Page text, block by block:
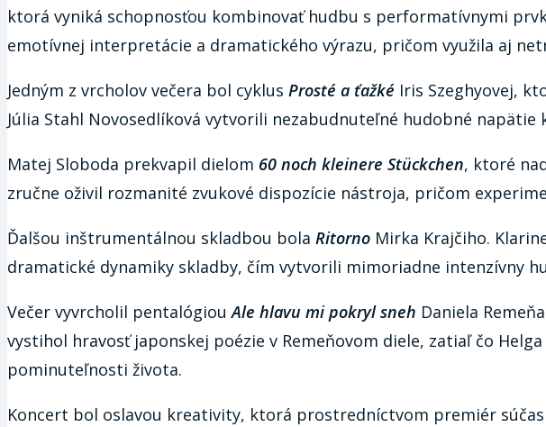
ktorá vyniká schopnosťou kombinovať hudbu s performatívnymi
emotívnej interpretácie a dramatického výrazu, pričom využila aj
Jedným z vrcholov večera bol cyklus Prosté a ťažké Iris Szeghyovej,
Júlia Stahl Novosedlíková vytvorili nezabudnuteľné hudobné
Matej Sloboda prekvapil dielom 60 noch kleinere Stückchen, ktoré
zručne oživil rozmanité zvukové dispozície nástroja, pričom
Ďalšou inštrumentálnou skladbou bola Ritorno Mirka Krajčiho.
dramatické dynamiky skladby, čím vytvorili mimoriadne intenzívny
Večer vyvrcholil pentalógiouAle hlavu mi pokryl sneh Daniela
vystihol hravosť japonskej poézie v Remeňovom diele, zatiaľ čo
pominuteľnosti života.
Koncert bol oslavou kreativity, ktorá prostredníctvom premiér